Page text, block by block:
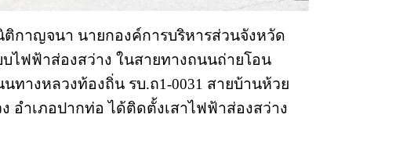
ติกาญจนา นายกองค์การบริหารส่วนจังหวัด
ไฟฟ้าส่องสว่าง ในสายทางถนนถ่ายโอน
างหลวงท้องถิ่น รบ.ถ1-0031 สายบ้านห้วย
อำเภอปากท่อ ได้ติดตั้งเสาไฟฟ้าส่องสว่าง